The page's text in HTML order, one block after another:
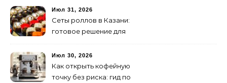
Июл 31, 2026
Сеты роллов в Казани:
готовое решение для
друзьями
Июл 30, 2026
Как открыть кофейную
точку без риска: гид по